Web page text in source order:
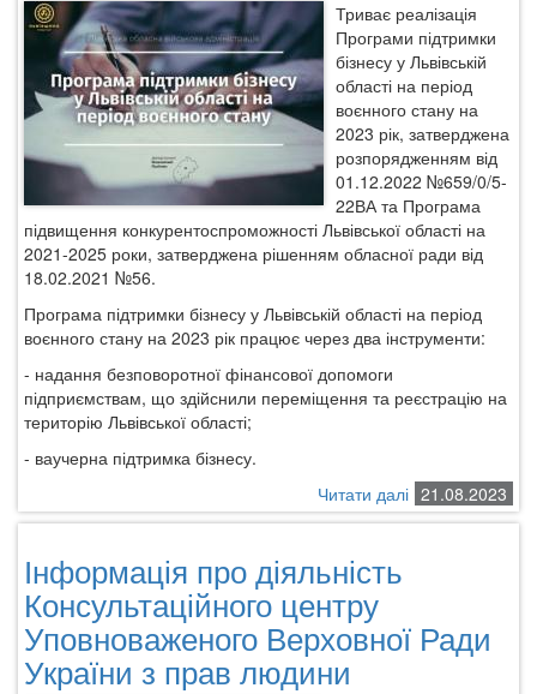
Триває реалізація
Програми підтримки
бізнесу у Львівській
області на період
воєнного стану на
2023 рік, затверджена
розпорядженням від
01.12.2022 №659/0/5-
22ВА та Програма
підвищення конкурентоспроможності Львівської області на
2021-2025 роки, затверджена рішенням обласної ради від
18.02.2021 №56.
Програма підтримки бізнесу у Львівській області на період
воєнного стану на 2023 рік працює через два інструменти:
- надання безповоротної фінансової допомоги
підприємствам, що здійснили переміщення та реєстрацію на
територію Львівської області;
- ваучерна підтримка бізнесу.
21.08.2023
Читати далі про
Що
підтримки
бізнесу
Інформація про діяльність
Консультаційного центру
Уповноваженого Верховної Ради
України з прав людини